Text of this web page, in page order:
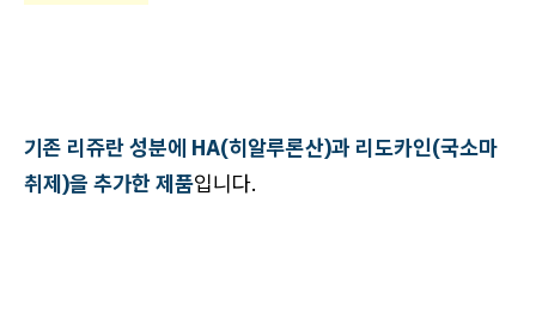
기존 리쥬란 성분에 HA(히알루론산)과 리도카인(국소마
취제)을 추가한 제품입니다.